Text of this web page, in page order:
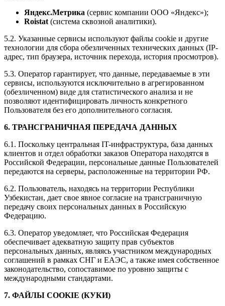
Яндекс.Метрика (сервис компании ООО «Яндекс»);
Roistat (система сквозной аналитики).
5.2. Указанные сервисы используют файлы cookie и другие
технологии для сбора обезличенных технических данных (IP-
адрес, тип браузера, источник перехода, история просмотров).
5.3. Оператор гарантирует, что данные, передаваемые в эти
сервисы, используются исключительно в агрегированном
(обезличенном) виде для статистического анализа и не
позволяют идентифицировать личность конкретного
Пользователя без его дополнительного согласия.
6. ТРАНСГРАНИЧНАЯ ПЕРЕДАЧА ДАННЫХ
6.1. Поскольку центральная IT-инфраструктура, база данных
клиентов и отдел обработки заказов Оператора находятся в
Российской Федерации, персональные данные Пользователей
передаются на серверы, расположенные на территории РФ.
6.2. Пользователь, находясь на территории Республики
Узбекистан, дает свое явное согласие на трансграничную
передачу своих персональных данных в Российскую
Федерацию.
6.3. Оператор уведомляет, что Российская Федерация
обеспечивает адекватную защиту прав субъектов
персональных данных, являясь участником международных
соглашений в рамках СНГ и ЕАЭС, а также имея собственное
законодательство, сопоставимое по уровню защиты с
международными стандартами.
7. ФАЙЛЫ COOKIE (КУКИ)